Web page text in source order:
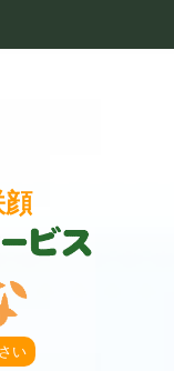
顔
い